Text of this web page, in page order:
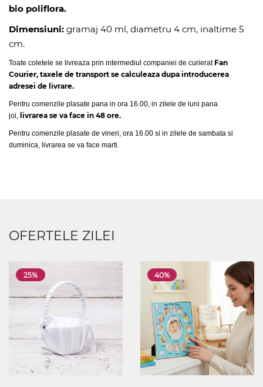
bio poliflora.
Dimensiuni: gramaj 40 ml, diametru 4 cm, inaltime 5
cm.
Toate coletele se livreaza prin intermediul companiei de curieratFan
Courier, taxele de transport se calculeaza dupa introducerea
adresei de livrare.
Pentru comenzile plasate pana in ora 16.00, in zilele de luni pana
joi, livrarea se va face in 48 ore.
Pentru comenzile plasate de vineri, ora 16.00 si in zilele de sambata si
duminica, livrarea se va face marti.
OFERTELE ZILEI
25% 40%